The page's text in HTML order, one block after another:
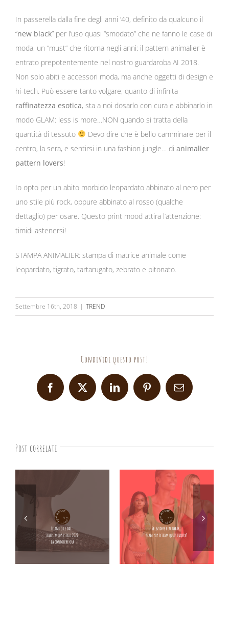
In passerella dalla fine degli anni ’40, definito da qualcuno il
“new black” per l’uso quasi “smodato” che ne fanno le case di
moda, un “must” che ritorna negli anni: il pattern animalier è
entrato prepotentemente nel nostro guardaroba AI 2018.
Non solo abiti e accessori moda, ma anche oggetti di design e
hi-tech. Può essere tanto volgare, quanto di infinita
raffinatezza esotica, sta a noi dosarlo con cura e abbinarlo in
modo GLAM: less is more…NON quando si tratta della
quantità di tessuto
Devo dire che è bello camminare per il
centro, la sera, e sentirsi in una fashion jungle… di animalier
pattern lovers!
Io opto per un abito morbido leopardato abbinato al nero per
uno stile più rock, oppure abbinato al rosso (qualche
dettaglio) per osare. Questo print mood attira l’attenzione:
timidi astenersi!
STAMPA ANIMALIER: stampa di matrice animale come
leopardato, tigrato, tartarugato, zebrato e pitonato.
Settembre 16th, 2018 | TREND
Condividi questo post!
Facebook
X LinkedInPinterestEmail
Post correlati